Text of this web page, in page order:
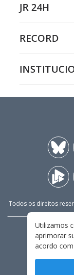
JR 24H
RECORD
Todos os direitos
Utilizamos
aprimorar
acordo